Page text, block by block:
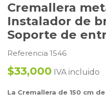
Cremallera
Instalador de
Soporte de
Referencia 1546
$33,000 IVA incluido
La Cremallera de 150 cm